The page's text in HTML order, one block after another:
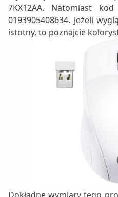
7KX12AA. Natomiast
0193905408634. Jeżeli
istotny, to poznajcie